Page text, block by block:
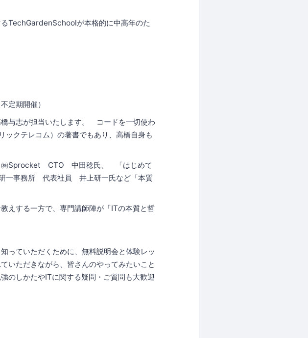
TechGardenSchoolが本格的に中高年のた
期開催）
与志が担当いたします。 コードを一切使わ
クテレコム）の著書でもあり、高橋自身も
㈱Sprocket CTO 中田稔氏、 「はじめて
一事務所 代表社員 井上研一氏など「本質
えする一方で、専門講師陣が「ITの本質と哲
っていただくために、無料説明会と体験レッ
いただきながら、皆さんのやってみたいこと
のしかたやITに関する疑問・ご質問も大歓迎